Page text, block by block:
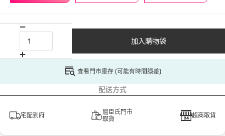
加入購物袋
查看門市庫存 (可能有時間誤差)
配送方式
宅配到府
屈臣氏門市
取貨
超商取貨